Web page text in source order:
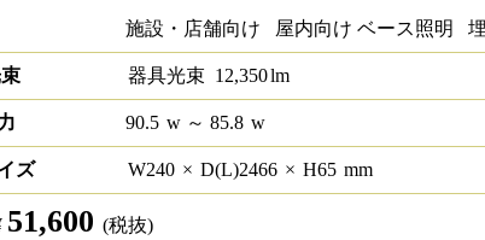
施設・店舗向け 屋内向け ベース照明
器具光束 12,350lm
90.5 w ～ 85.8 w
ズ W240 × D(L)2466 × H65 mm
51,600 (税抜)